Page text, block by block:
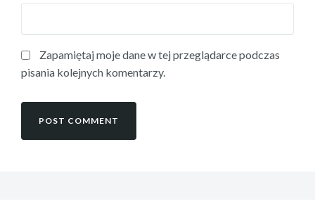
Zapamiętaj moje dane w tej przeglądarce podczas
pisania kolejnych komentarzy.